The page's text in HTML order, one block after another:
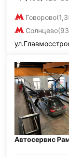
Говорово
Солнцево
Автосервис